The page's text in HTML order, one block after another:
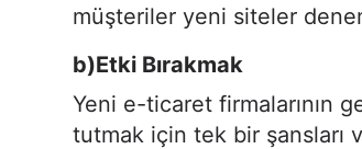
müşteriler yeni siteler
b)Etki Bırakmak
Yeni e-ticaret firmalarının
tutmak için tek bir şansları